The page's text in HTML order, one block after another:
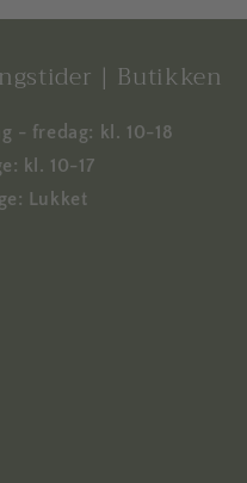
| Butikken
- fredag: kl. 10-18
kl. 10-17
Lukket